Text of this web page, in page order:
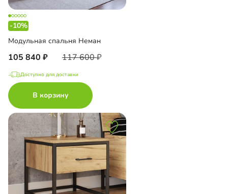
-10%
Модульная спальня Неман
105 840 117 600
Доступно для доставки
В корзину